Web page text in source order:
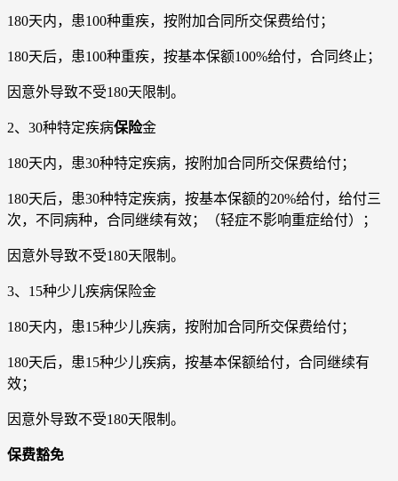
180天内，患100种重疾，按附加合同所交保费给付；
180天后，患100种重疾，按基本保额100%给付，合同终止；
因意外导致不受180天限制。
2、30种特定疾病保险金
180天内，患30种特定疾病，按附加合同所交保费给付；
180天后，患30种特定疾病，按基本保额的20%给付，给付三
次，不同病种，合同继续有效；（轻症不影响重症给付）；
因意外导致不受180天限制。
3、15种少儿疾病保险金
180天内，患15种少儿疾病，按附加合同所交保费给付；
180天后，患15种少儿疾病，按基本保额给付，合同继续有
效；
因意外导致不受180天限制。
保费豁免